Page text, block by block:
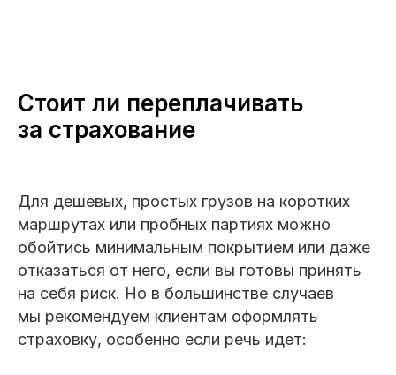
Стоит ли переплачивать
за страхование
Для дешевых, простых грузов на коротких
маршрутах или пробных партиях можно
обойтись минимальным покрытием или даже
отказаться от него, если вы готовы принять
на себя риск. Но в большинстве случаев
мы рекомендуем клиентам оформлять
страховку, особенно если речь идет: